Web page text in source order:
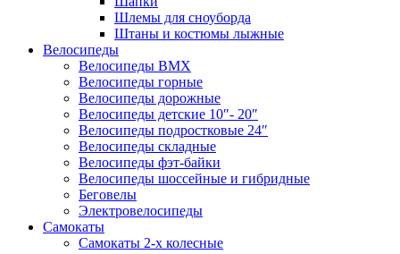
Шлемы для сноуборда
Штаны и костюмы лыжные
Велосипеды
Велосипеды BMX
Велосипеды горные
Велосипеды дорожные
Велосипеды детские 10″- 20″
Велосипеды подростковые 24″
Велосипеды складные
Велосипеды фэт-байки
Велосипеды шоссейные и гибридные
Беговелы
Электровелосипеды
Самокаты
Самокаты 2-х колесные